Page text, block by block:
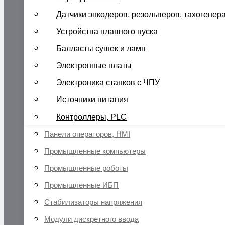
Датчики энкодеров, резольверов,
Устройства плавного пуска
Балласты сушек и ламп
Электронные платы
Электроника станков с ЧПУ
Источники питания
Контроллеры, PLC
Панели операторов, HMI
Промышленные компьютеры
Промышленные роботы
Промышленные ИБП
Стабилизаторы напряжения
Модули дискретного ввода